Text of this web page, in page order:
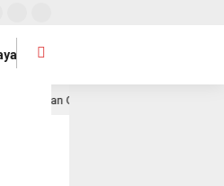
Gelar Jumat Bersih